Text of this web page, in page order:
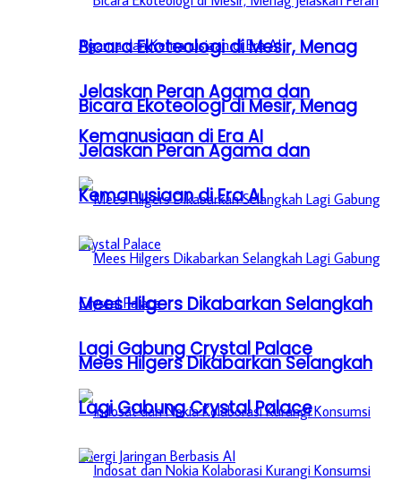
Bicara Ekoteologi di Mesir, Menag
Jelaskan Peran Agama dan
Kemanusiaan di Era AI
Mees Hilgers Dikabarkan Selangkah
Lagi Gabung Crystal Palace
Bicara Ekoteologi di Mesir, Menag
Jelaskan Peran Agama dan
Kemanusiaan di Era AI
Mees Hilgers Dikabarkan Selangkah
Lagi Gabung Crystal Palace